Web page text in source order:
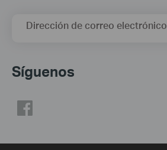
Dirección de correo electrónico
Síguenos